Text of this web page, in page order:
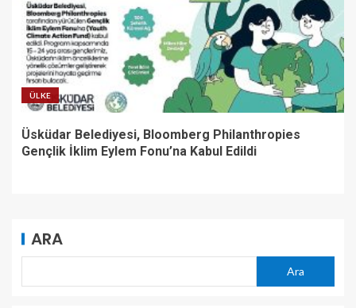
ÜLKE
Üsküdar Belediyesi, Bloomberg Philanthropies
Gençlik İklim Eylem Fonu’na Kabul Edildi
ARA
Ara